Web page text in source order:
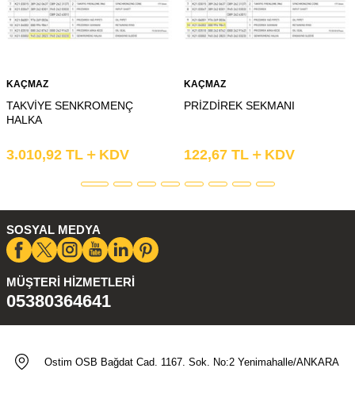
KAÇMAZ
TAKVİYE SENKROMENÇ
HALKA
3.010,92 TL KDV
KAÇMAZ
PRİZDİREK SEKMANI
122,67TL KDV
SOSYAL MEDYA
MÜŞTERI HIZMETLERI
05380364641
Ostim OSB Bağdat Cad. 1167. Sok. No:2 Yenimahalle/ANKARA